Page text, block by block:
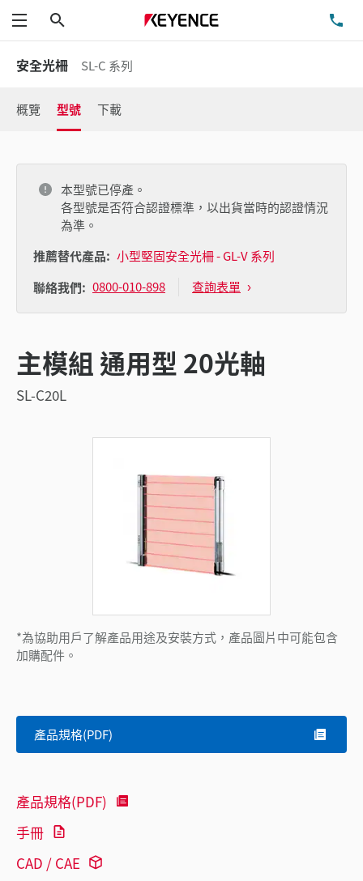
功能表
安全光柵 SL-C 系列
概覽 型號 下載
本型號已停產。
各型號是否符合認證標準，以出貨當時的認證情況
為準。
推薦替代產品: 小型堅固安全光柵 - GL-V 系列
聯絡我們: 0800-010-898 查詢表單
主模組 通用型 20光軸
SL-C20L
*為協助用戶了解產品用途及安裝方式，產品圖片中可能包含
加購配件。
產品規格(PDF)
產品規格(PDF)
手冊
CAD / CAE